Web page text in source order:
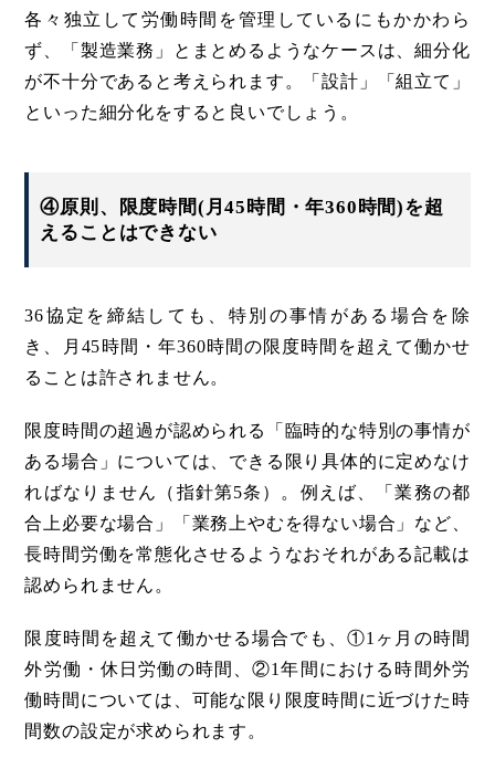
各々独立して労働時間を管理しているにもかかわら
ず、「製造業務」とまとめるようなケースは、細分化
が不十分であると考えられます。「設計」「組立て」
といった細分化をすると良いでしょう。
④原則、限度時間(月45時間・年360時間)を超
えることはできない
36協定を締結しても、特別の事情がある場合を除
き、月45時間・年360時間の限度時間を超えて働かせ
ることは許されません。
限度時間の超過が認められる「臨時的な特別の事情が
ある場合」については、できる限り具体的に定めなけ
ればなりません（指針第5条）。例えば、「業務の都
合上必要な場合」「業務上やむを得ない場合」など、
長時間労働を常態化させるようなおそれがある記載は
認められません。
限度時間を超えて働かせる場合でも、①1ヶ月の時間
外労働・休日労働の時間、②1年間における時間外労
働時間については、可能な限り限度時間に近づけた時
間数の設定が求められます。